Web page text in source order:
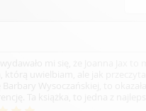
mi się, że Joanna Jax to
którą uwielbiam, ale jak
Wysoczańskiej, to okazała
Ta książka, to jedna z
w życiu. II woja światowa,